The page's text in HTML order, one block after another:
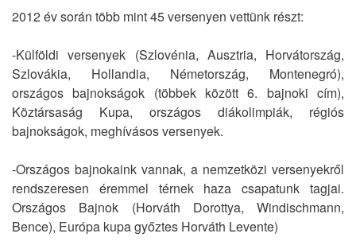
2012 év során több mint 45 versenyen vettünk részt:
-Külföldi versenyek (Szlovénia, Ausztria, Horvátország,
Szlovákia, Hollandia, Németország, Montenegró),
országos bajnokságok (többek között 6. bajnoki cím),
Köztársaság Kupa, országos diákolimpiák, régiós
bajnokságok, meghívásos versenyek.
-Országos bajnokaink vannak, a nemzetközi versenyekről
rendszeresen éremmel térnek haza csapatunk tagjai.
Országos Bajnok (Horváth Dorottya, Windischmann,
Bence), Európa kupa győztes Horváth Levente)